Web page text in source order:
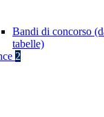
Bandi di concorso
tabelle)
2